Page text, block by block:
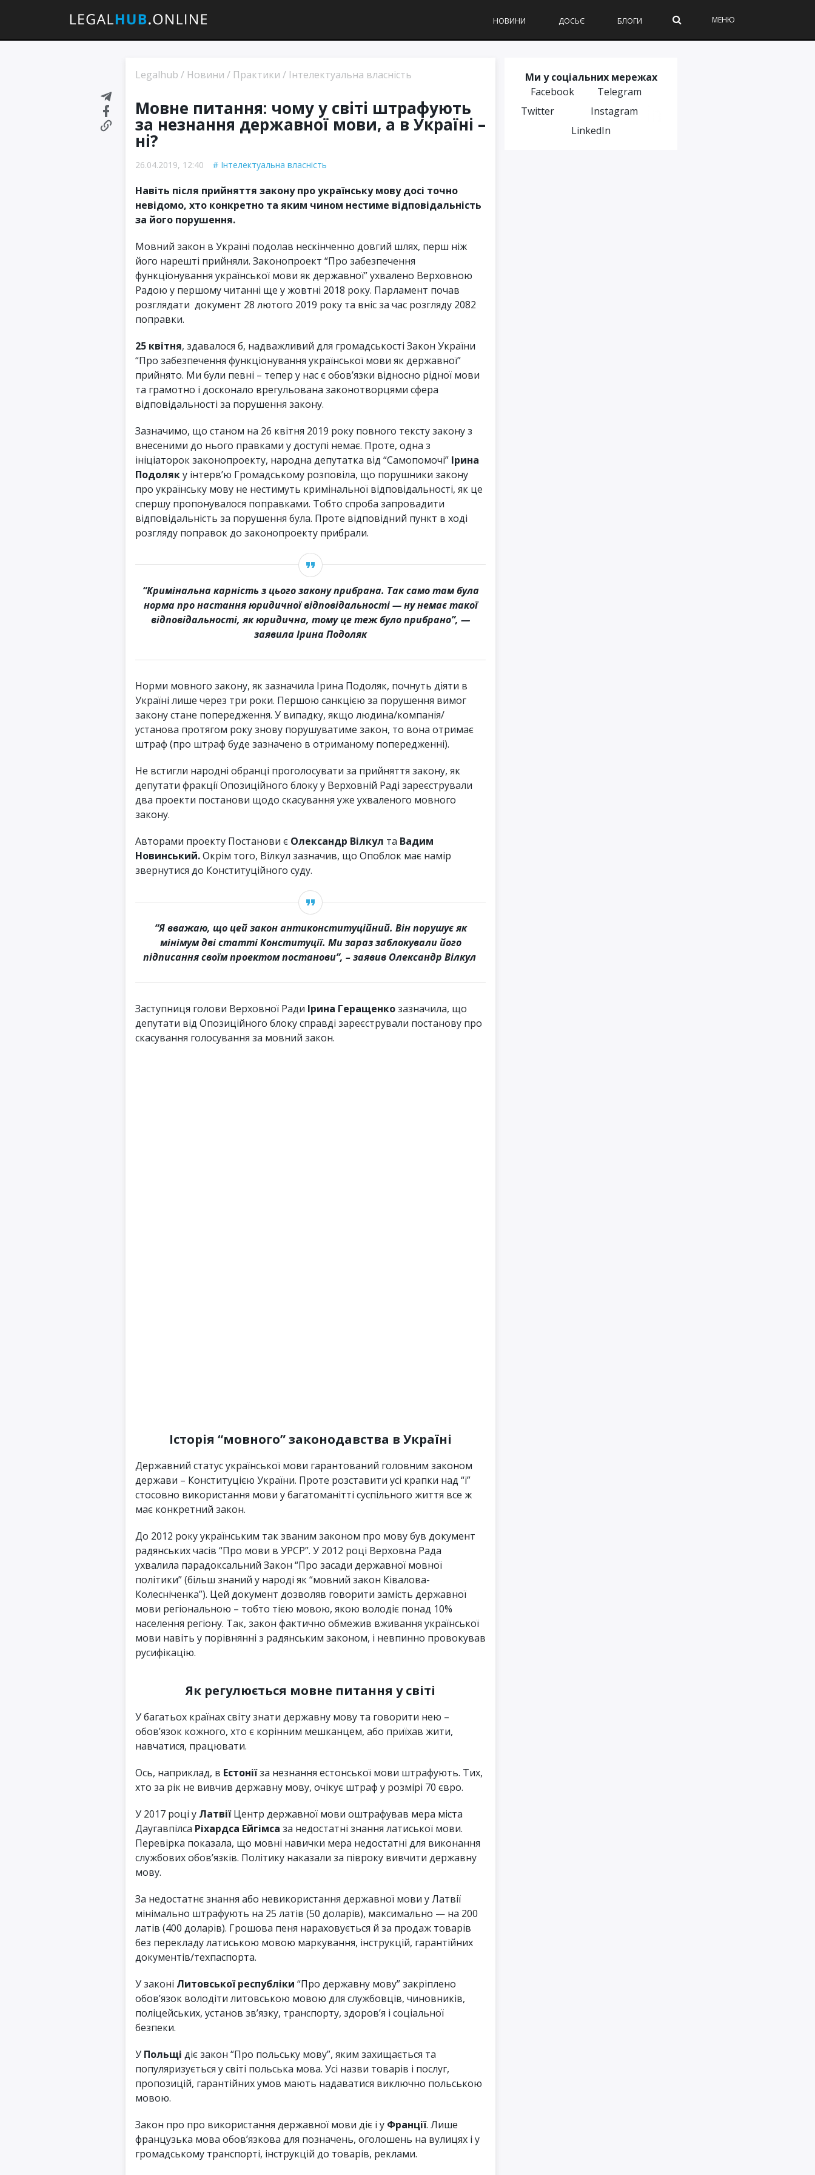
МЕНЮ
НОВИНИ ДОСЬЄ БЛОГИ
Legalhub / Новини / Практики / Інтелектуальна власність
26.04.2019, 12:40 Інтелектуальна власність
Мовне питання: чому у світі штрафують
за незнання державної мови, а в Україні –
ні?
Навіть після прийняття закону про українську мову досі точно
невідомо, хто конкретно та яким чином нестиме відповідальність
за його порушення.
Мовний закон в Україні подолав нескінченно довгий шлях, перш ніж
його нарешті прийняли. Законопроект “Про забезпечення
функціонування української мови як державної” ухвалено Верховною
Радою у першому читанні ще у жовтні 2018 року. Парламент почав
розглядати документ 28 лютого 2019 року та вніс за час розгляду 2082
поправки.
25 квітня, здавалося б, надважливий для громадськості Закон України
“Про забезпечення функціонування української мови як державної”
прийнято. Ми були певні – тепер у нас є обов’язки відносно рідної мови
та грамотно і досконало врегульована законотворцями сфера
відповідальності за порушення закону.
Зазначимо, що станом на 26 квітня 2019 року повного тексту закону з
внесеними до нього правками у доступі немає. Проте, одна з
ініціаторок законопроекту, народна депутатка від “Самопомочі” Ірина
Подоляку інтерв’ю Громадському розповіла, що порушники закону
про українську мову не нестимуть кримінальної відповідальності, як це
спершу пропонувалося поправками. Тобто спроба запровадити
відповідальність за порушення була. Проте відповідний пункт в ході
розгляду поправок до законопроекту прибрали.
“Кримінальна карність з цього закону прибрана. Так само там була
норма про настання юридичної відповідальності — ну немає такої
відповідальності, як юридична, тому це теж було прибрано”, —
заявила Ірина Подоляк
Норми мовного закону, як зазначила Ірина Подоляк, почнуть діяти в
Україні лише через три роки. Першою санкцією за порушення вимог
закону стане попередження. У випадку, якщо людина/компанія/
установа протягом року знову порушуватиме закон, то вона отримає
штраф (про штраф буде зазначено в отриманому попередженні).
Не встигли народні обранці проголосувати за прийняття закону, як
депутати фракції Опозиційного блоку у Верховній Раді зареєстрували
два проекти постанови щодо скасування уже ухваленого мовного
закону.
Авторами проекту Постанови є Олександр Вілкул та Вадим
Новинський.Окрім того, Вілкул зазначив, що Опоблок має намір
звернутися до Конституційного суду.
“Я вважаю, що цей закон антиконституційний. Він порушує як
мінімум дві статті Конституції. Ми зараз заблокували його
підписання своїм проектом постанови”, – заявив Олександр Вілкул
Заступниця голови Верховної Ради Ірина Геращенкозазначила, що
депутати від Опозиційного блоку справді зареєстрували постанову про
скасування голосування за мовний закон.
Історія “мовного” законодавства в Україні
Державний статус української мови гарантований головним законом
держави – Конституцією України. Проте розставити усі крапки над “і”
стосовно використання мови у багатоманітті суспільного життя все ж
має конкретний закон.
До 2012 року українським так званим законом про мову був документ
радянських часів “Про мови в УРСР”. У 2012 році Верховна Рада
ухвалила парадоксальний Закон “Про засади державної мовної
політики” (більш знаний у народі як “мовний закон Ківалова-
Колесніченка”). Цей документ дозволяв говорити замість державної
мови регіональною – тобто тією мовою, якою володіє понад 10%
населення регіону. Так, закон фактично обмежив вживання української
мови навіть у порівнянні з радянським законом, і невпинно провокував
русифікацію.
Як регулюється мовне питання у світі
У багатьох країнах світу знати державну мову та говорити нею –
обов’язок кожного, хто є корінним мешканцем, або приїхав жити,
навчатися, працювати.
Ось, наприклад, в Естоніїза незнання естонської мови штрафують. Тих,
хто за рік не вивчив державну мову, очікує штраф у розмірі 70 євро.
У 2017 році у ЛатвіїЦентр державної мови оштрафував мера міста
Даугавпілса Ріхардса Ейгімса за недостатні знання латиської мови.
Перевірка показала, що мовні навички мера недостатні для виконання
службових обов’язків. Політику наказали за півроку вивчити державну
мову.
За недостатнє знання або невикористання державної мови у Латвії
мінімально штрафують на 25 латів (50 доларів), максимально — на 200
латів (400 доларів). Грошова пеня нараховується й за продаж товарів
без перекладу латиською мовою маркування, інструкцій, гарантійних
документів/техпаспорта.
У законі Литовської республіки “Про державну мову” закріплено
обов’язок володіти литовською мовою для службовців, чиновників,
поліцейських, установ зв’язку, транспорту, здоров’я і соціальної
безпеки.
У Польщі діє закон “Про польську мову”, яким захищається та
популяризується у світі польська мова. Усі назви товарів і послуг,
пропозицій, гарантійних умов мають надаватися виключно польською
мовою.
Закон про про використання державної мови діє і у Франції. Лише
французька мова обов’язкова для позначень, оголошень на вулицях і у
громадському транспорті, інструкцій до товарів, реклами.
Ми у соціальних мережах
Facebook
Telegram
Twitter
Instagram
LinkedIn